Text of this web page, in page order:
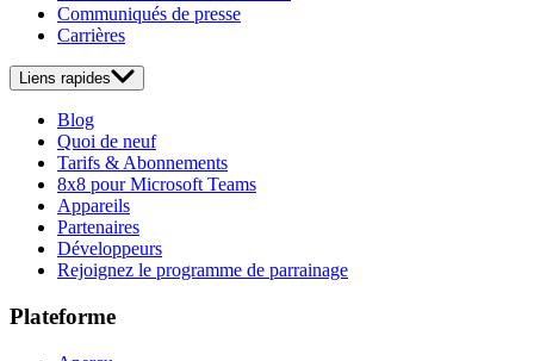
Communiqués de presse
Carrières
Liens rapides
Blog
Quoi de neuf
Tarifs & Abonnements
8x8 pour Microsoft Teams
Appareils
Partenaires
Développeurs
Rejoignez le programme de parrainage
Plateforme